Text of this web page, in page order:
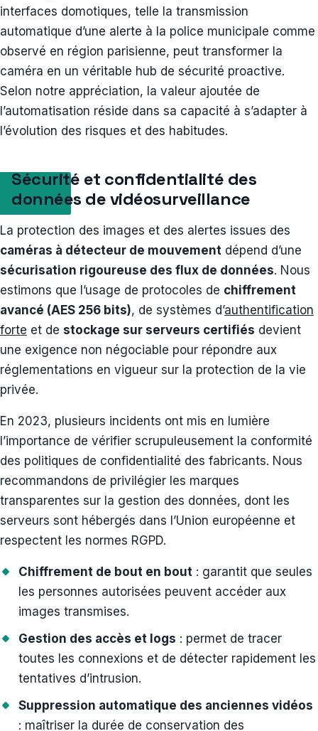
interfaces domotiques, telle la transmission
automatique d’une alerte à la police municipale comme
observé en région parisienne, peut transformer la
caméra en un véritable hub de sécurité proactive.
Selon notre appréciation, la valeur ajoutée de
l’automatisation réside dans sa capacité à s’adapter à
l’évolution des risques et des habitudes.
Sécurité et confidentialité des
données de vidéosurveillance
La protection des images et des alertes issues des
caméras à détecteur de mouvement dépend d’une
sécurisation rigoureuse des flux de données. Nous
estimons que l’usage de protocoles de chiffrement
avancé (AES 256 bits), de systèmes d’authentification
forte et de stockage sur serveurs certifiés devient
une exigence non négociable pour répondre aux
réglementations en vigueur sur la protection de la vie
privée.
En 2023, plusieurs incidents ont mis en lumière
l’importance de vérifier scrupuleusement la conformité
des politiques de confidentialité des fabricants. Nous
recommandons de privilégier les marques
transparentes sur la gestion des données, dont les
serveurs sont hébergés dans l’Union européenne et
respectent les normes RGPD.
Chiffrement de bout en bout : garantit que seules
les personnes autorisées peuvent accéder aux
images transmises.
Gestion des accès et logs : permet de tracer
toutes les connexions et de détecter rapidement les
tentatives d’intrusion.
Suppression automatique des anciennes vidéos
: maîtriser la durée de conservation des